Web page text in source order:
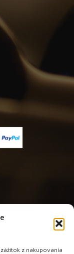
z nakupovania